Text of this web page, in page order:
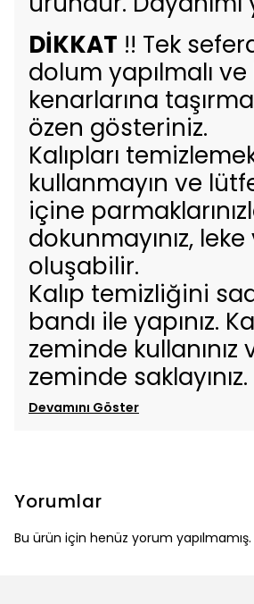
DİKKAT !! Tek
dolum yapılmalı ve
kenarlarına
özen gösteriniz.
Kalıpları
kullanmayın ve
içine
dokunmayınız, leke
oluşabilir.
Kalıp temizliğini
bandı ile yapınız.
zeminde kullanınız
zeminde saklayınız.
Devamını Göster
Yorumlar
Bu ürün için henüz yorum yapılmamış.